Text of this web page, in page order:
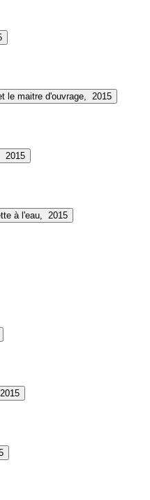
le maitre d'ouvrage, 2015
2015
à l'eau, 2015
2015